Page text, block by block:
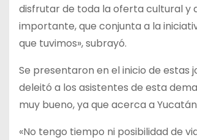
disfrutar de toda la oferta cultural y
importante, que conjunta a la
que tuvimos», subrayó.
Se presentaron en el inicio de estas
deleitó a los asistentes de esta
muy bueno, ya que acerca a
«No tengo tiempo ni posibilidad de